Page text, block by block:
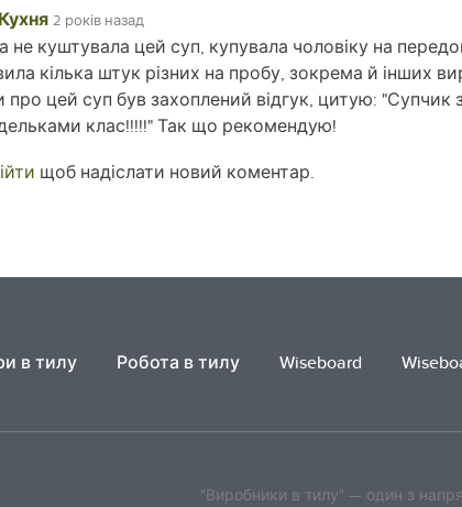
2 років назад
не куштувала цей суп, купувала чоловіку на
кілька штук різних на пробу, зокрема й інших
про цей суп був захоплений відгук, цитую: "Супчик
клас!!!!!" Так що рекомендую!
щоб надіслати новий коментар.
в тилу Робота в тилу Wiseboard
"Виробники в тилу" — один з